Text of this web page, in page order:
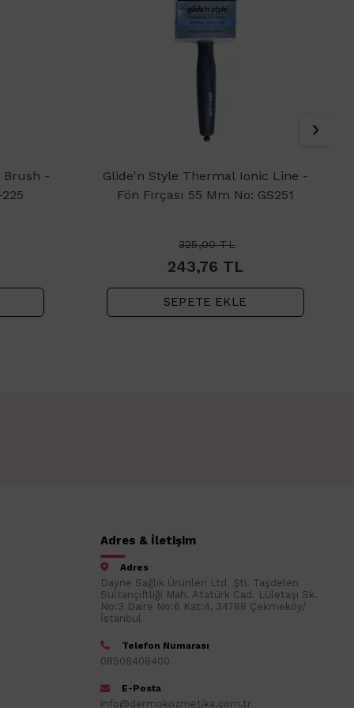
Brush -
Glide'n Style Thermal Ionic Line -
Fön Fırçası 55 Mm No: GS251
325,00TL
243,76 TL
SEPETE EKLE
Adres & İletişim
Adres
Dayne Sağlık Ürünleri Ltd. Şti. Taşdelen
Sultançiftliği Mah. Atatürk Cad. Lületaşı Sk.
No:3 Daire No:6 Kat:4, 34788 Çekmeköy/
İstanbul
Telefon Numarası
08508408400
E-Posta
info@dermokozmetika.com.tr